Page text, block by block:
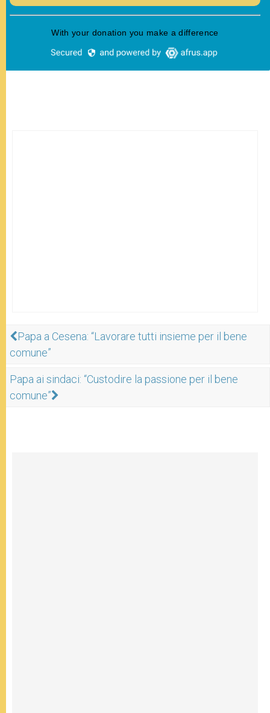
Papa a Cesena: “Lavorare tutti insieme per il bene
comune”
Papa ai sindaci: “Custodire la passione per il bene
comune”